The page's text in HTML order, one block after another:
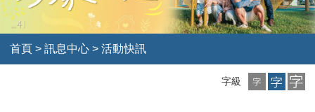
首頁 >訊息中心 >活動快訊
字級
小
字
中
字
大
字